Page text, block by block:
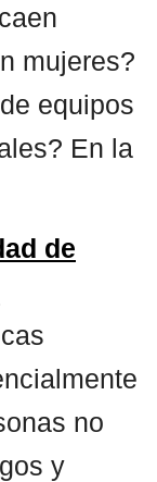
mujeres?
equipos
En la
de
no
y